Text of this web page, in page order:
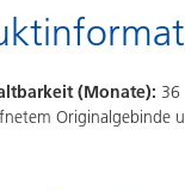
(Monate): 36
Originalgebinde